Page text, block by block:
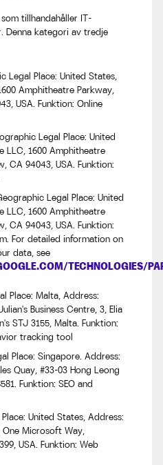
tillhandahåller IT-
Denna kategori av tredje
Legal Place: United States,
Amphitheatre Parkway,
USA. Funktion: Online
Legal Place: United
LLC, 1600 Amphitheatre
CA 94043, USA. Funktion:
Legal Place: United
LLC, 1600 Amphitheatre
CA 94043, USA. Funktion:
For detailed information on
data, see
TECHNOLOGIES/
Place: Malta, Address:
Business Centre, 3, Elia
STJ 3155, Malta. Funktion:
tracking tool
Place: Singapore. Address:
Quay, #33-03 Hong Leong
Funktion: SEO and
United States, Address:
Microsoft Way,
USA. Funktion: Web